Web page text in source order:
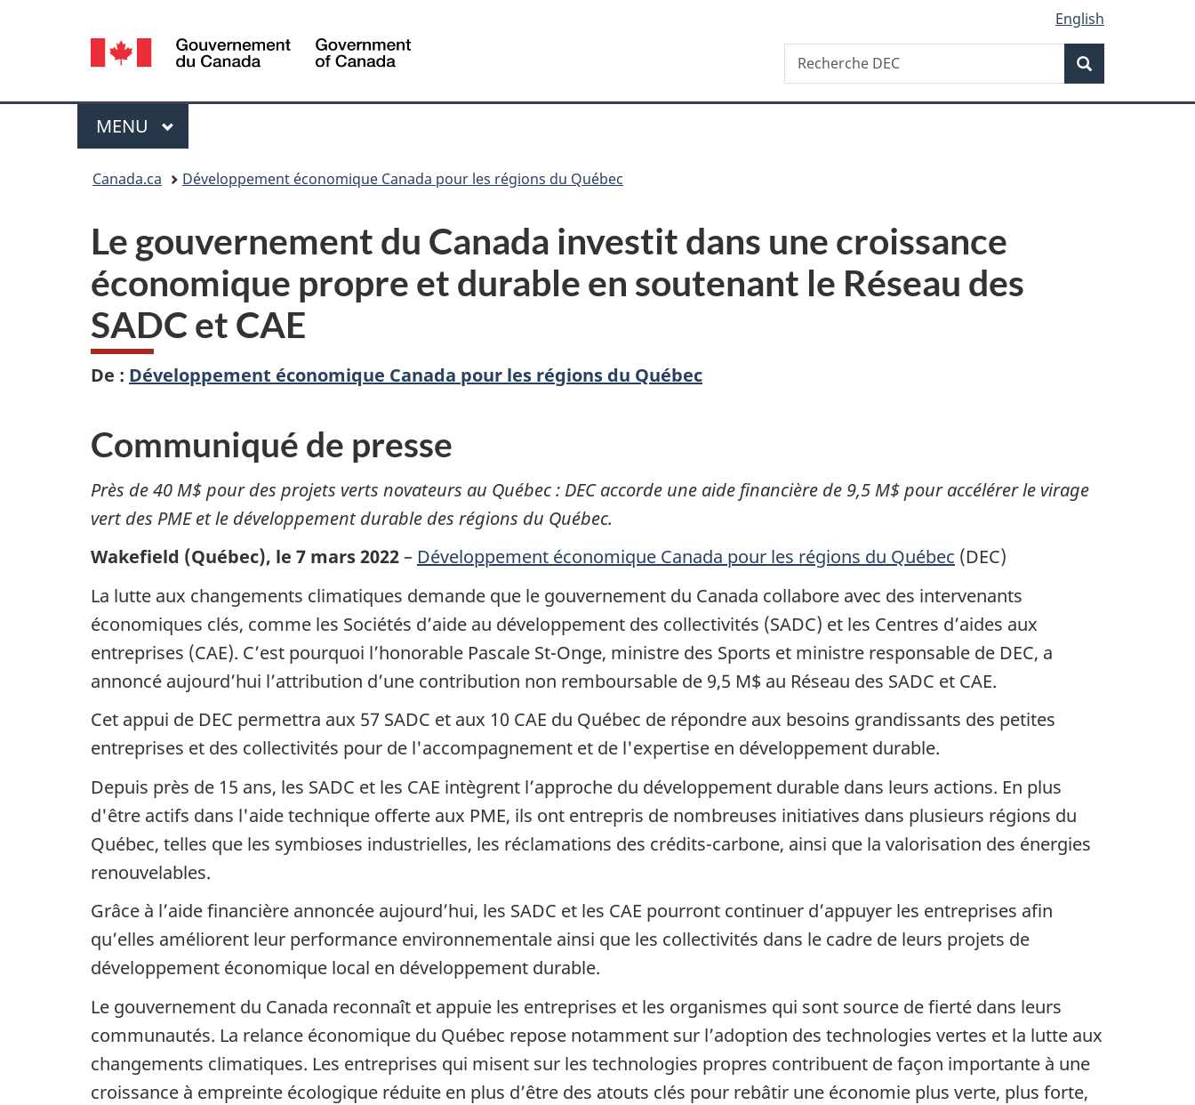
sujet
HTML
Sélection
de
la
langue
English
Canada
Recherche
Recherche
DEC
Menu
MENU PRINCIPAL
Canada.ca Développement économique Canada pour les régions du Québec
Le gouvernement du Canada investit dans une croissance
économique propre et durable en soutenant le Réseau des
SADC et CAE
De : Développement économique Canada pour les régions du Québec
Communiqué de presse
Près de 40 M$ pour des projets verts novateurs au Québec : DEC accorde une aide financière de 9,5 M$ pour accélérer le virage
vert des PME et le développement durable des régions du Québec.
Wakefield (Québec), le 7 mars 2022– Développement économique Canada pour les régions du Québec (DEC)
La lutte aux changements climatiques demande que le gouvernement du Canada collabore avec des intervenants
économiques clés, comme les Sociétés d’aide au développement des collectivités (SADC) et les Centres d’aides aux
entreprises (CAE). C’est pourquoi l’honorable Pascale St-Onge, ministre des Sports et ministre responsable de DEC, a
annoncé aujourd’hui l’attribution d’une contribution non remboursable de 9,5 M$ au Réseau des SADC et CAE.
Cet appui de DEC permettra aux 57 SADC et aux 10 CAE du Québec de répondre aux besoins grandissants des petites
entreprises et des collectivités pour de l'accompagnement et de l'expertise en développement durable.
Depuis près de 15 ans, les SADC et les CAE intègrent l’approche du développement durable dans leurs actions. En plus
d'être actifs dans l'aide technique offerte aux PME, ils ont entrepris de nombreuses initiatives dans plusieurs régions du
Québec, telles que les symbioses industrielles, les réclamations des crédits-carbone, ainsi que la valorisation des énergies
renouvelables.
Grâce à l’aide financière annoncée aujourd’hui, les SADC et les CAE pourront continuer d’appuyer les entreprises afin
qu’elles améliorent leur performance environnementale ainsi que les collectivités dans le cadre de leurs projets de
développement économique local en développement durable.
Le gouvernement du Canada reconnaît et appuie les entreprises et les organismes qui sont source de fierté dans leurs
communautés. La relance économique du Québec repose notamment sur l’adoption des technologies vertes et la lutte aux
changements climatiques. Les entreprises qui misent sur les technologies propres contribuent de façon importante à une
croissance à empreinte écologique réduite en plus d’être des atouts clés pour rebâtir une économie plus verte, plus forte,